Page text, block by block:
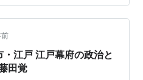
どから海上で運ばれた。 翌
は 築かれた『台場』に驚
まで戻ったそうだ。🙌🙌🙌
・江戸 江戸幕府の政治と
田覚